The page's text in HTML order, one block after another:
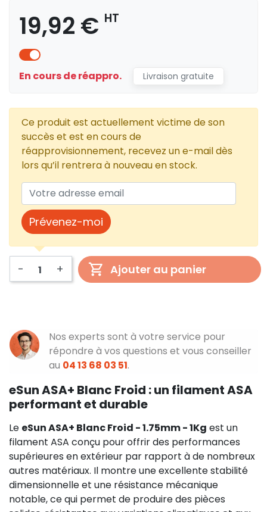
19,92 € HT
En cours de réappro. Livraison gratuite
Ce produit est actuellement victime de son
succès et est en cours de
réapprovisionnement, recevez un e-mail dès
lors qu’il rentrera à nouveau en stock.
Prévenez-moi
- + Ajouter au panier
Nos experts sont à votre service pour
répondre à vos questions et vous conseiller
au 04 13 68 03 51.
eSun ASA+ Blanc Froid : un filament ASA
performant et durable
Le eSun ASA+ Blanc Froid - 1.75mm - 1Kg est un
filament ASA conçu pour offrir des performances
supérieures en extérieur par rapport à de nombreux
autres matériaux. Il montre une excellente stabilité
dimensionnelle et une résistance mécanique
notable, ce qui permet de produire des pièces